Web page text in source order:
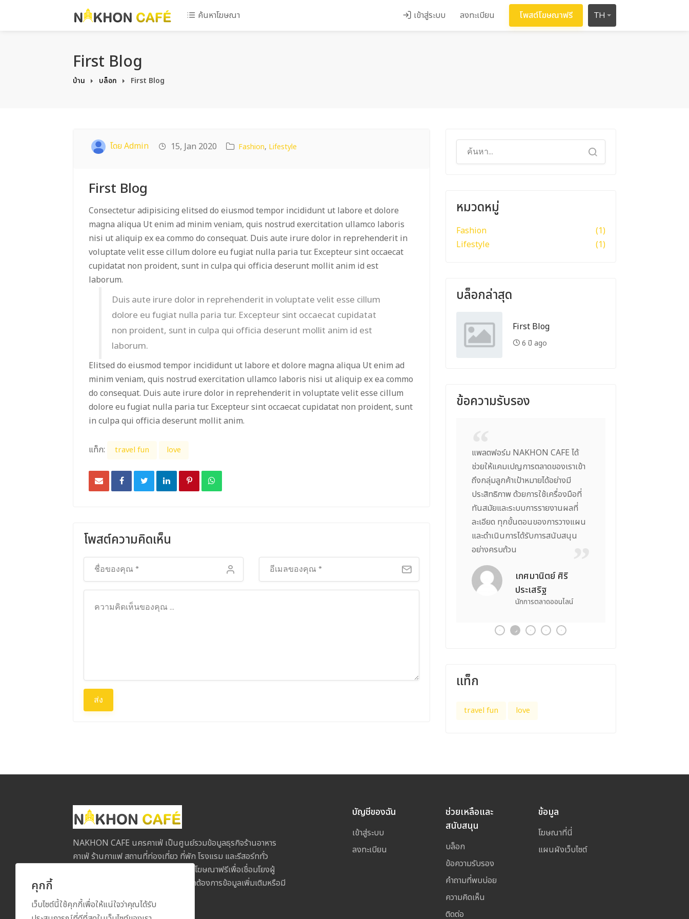
ค้นหาโฆษณา เข้าสู่ระบบ ลงทะเบียน โพสต์โฆษณาฟรี TH
First Blog
บ้าน บล็อก First Blog
โดย Admin 15, Jan 2020 Fashion, Lifestyle
First Blog
Consectetur adipisicing elitsed do eiusmod tempor incididunt ut labore et dolore
magna aliqua Ut enim ad minim veniam, quis nostrud exercitation ullamco laboris
nisi ut aliquip ex ea commo do consequat. Duis aute irure dolor in reprehenderit in
voluptate velit esse cillum dolore eu fugiat nulla paria tur. Excepteur sint occaecat
cupidatat non proident, sunt in culpa qui officia deserunt mollit anim id est
laborum.
Duis aute irure dolor in reprehenderit in voluptate velit esse cillum
dolore eu fugiat nulla paria tur. Excepteur sint occaecat cupidatat
non proident, sunt in culpa qui officia deserunt mollit anim id est
laborum.
Elitsed do eiusmod tempor incididunt ut labore et dolore magna aliqua Ut enim ad
minim veniam, quis nostrud exercitation ullamco laboris nisi ut aliquip ex ea commo
do consequat. Duis aute irure dolor in reprehenderit in voluptate velit esse cillum
dolore eu fugiat nulla paria tur. Excepteur sint occaecat cupidatat non proident, sunt
in culpa qui officia deserunt mollit anim.
แท็ก: travel fun love
โพสต์ความคิดเห็น
ส่ง
หมวดหมู่
Fashion
(1)
Lifestyle
(1)
บล็อกล่าสุด
First Blog
6 ปี ago
ข้อความรับรอง
ด้วยความเชื่อถือใน NAKHON CAFE
ขายและสร้างความสัมพันธ์ที่ดีกับ
ลูกค้าได้อย่างต่อเนื่อง ด้วยระบบที่เป็น
ธวัช พรหมรักษ์
ผู้บริหารฝ่ายขาย
ประสบการณ์ที่ดีกับ NAKHON
และยอดขายของเราให้แข็งแกร่งขึ้น
ด้วยกลยุทธ์การตลาดที่สร้างสรรค์และ
รวิศร์ สุขเกษม
ผู้จัดการฝ่ายการตลาด วรินทรา ภูมิใจ
นักวางแผนกลยุทธ์
แพลตฟอร์ม NAKHON CAFE ได้
ช่วยให้แคมเปญการตลาดของเราเข้า
ถึงกลุ่มลูกค้าเป้าหมายได้อย่างมี
ประสิทธิภาพ ด้วยการใช้เครื่องมือที่
ทันสมัยและระบบการรายงานผลที่
ละเอียด ทุกขั้นตอนของการวางแผน
และดำเนินการได้รับการสนับสนุน
อย่างครบถ้วน
เกศมานิตย์ ศิริ
ประเสริฐ
นักการตลาดออนไลน์
แท็ก
travel fun love
NAKHON CAFE นครคาเฟ่ เป็นศูนย์รวมข้อมูลธุรกิจร้านอาหาร
คาเฟ่ ร้านกาแฟ สถานที่ท่องเที่ยว ที่พัก โรงแรม และรีสอร์ททั่ว
ประเทศไทย โดยมุ่งเน้นการลงประกาศโฆษณาฟรีเพื่อเชื่อมโยงผู้
ประกอบการกับลูกค้าในทุกภูมิภาค หากต้องการข้อมูลเพิ่มเติมหรือมี
ข้อเสนอแนะ โปรดติดต่อเรา
บัญชีของฉัน
เข้าสู่ระบบ
ลงทะเบียน
ช่วยเหลือและ
สนับสนุน
บล็อก
ข้อความรับรอง
คำถามที่พบบ่อย
ความคิดเห็น
ติดต่อ
ข้อมูล
โฆษณาที่นี่
แผนผังเว็บไซต์
คุกกี้
เว็บไซต์นี้ใช้คุกกี้เพื่อให้แน่ใจว่าคุณได้รับ